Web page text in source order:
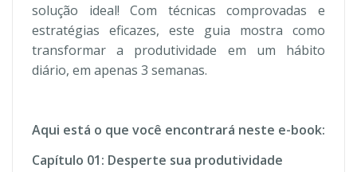
solução ideal! Com técnicas comprovadas e
estratégias eficazes, este guia mostra como
transformar a produtividade em um hábito
diário, em apenas 3 semanas.
Aqui está o que você encontrará neste e-book:
Capítulo 01: Desperte sua produtividade